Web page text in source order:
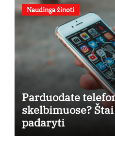
Naudinga žinoti
Parduodate
skelbimuose?
padaryti